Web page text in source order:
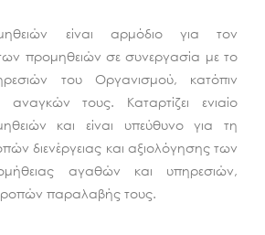
είναι αρμόδιο για τον
προμηθειών σε συνεργασία με το
του Οργανισμού, κατόπιν
τους. Καταρτίζει ενιαίο
και είναι υπεύθυνο για τη
διενέργειας και αξιολόγησης των
αγαθών και υπηρεσιών,
παραλαβής τους.